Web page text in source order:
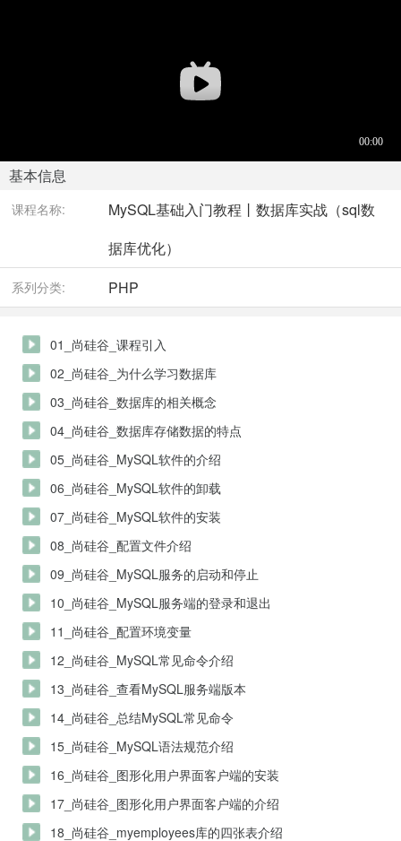
基本信息
课程名称:
MySQL基础入门教程丨数据库实战（sql数
据库优化）
系列分类: PHP
01_尚硅谷_课程引入
02_尚硅谷_为什么学习数据库
03_尚硅谷_数据库的相关概念
04_尚硅谷_数据库存储数据的特点
05_尚硅谷_MySQL软件的介绍
06_尚硅谷_MySQL软件的卸载
07_尚硅谷_MySQL软件的安装
08_尚硅谷_配置文件介绍
09_尚硅谷_MySQL服务的启动和停止
10_尚硅谷_MySQL服务端的登录和退出
11_尚硅谷_配置环境变量
12_尚硅谷_MySQL常见命令介绍
13_尚硅谷_查看MySQL服务端版本
14_尚硅谷_总结MySQL常见命令
15_尚硅谷_MySQL语法规范介绍
16_尚硅谷_图形化用户界面客户端的安装
17_尚硅谷_图形化用户界面客户端的介绍
18_尚硅谷_myemployees库的四张表介绍